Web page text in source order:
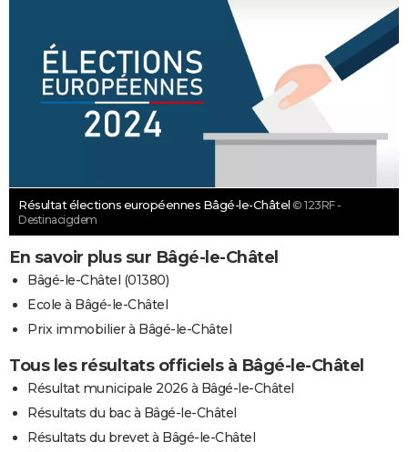
Résultat élections européennes Bâgé-le-Châtel © 123RF -
Destinacigdem
En savoir plus sur Bâgé-le-Châtel
Bâgé-le-Châtel (01380)
Ecole à Bâgé-le-Châtel
Prix immobilier à Bâgé-le-Châtel
Tous les résultats officiels à Bâgé-le-Châtel
Résultat municipale 2026 à Bâgé-le-Châtel
Résultats du bac à Bâgé-le-Châtel
Résultats du brevet à Bâgé-le-Châtel